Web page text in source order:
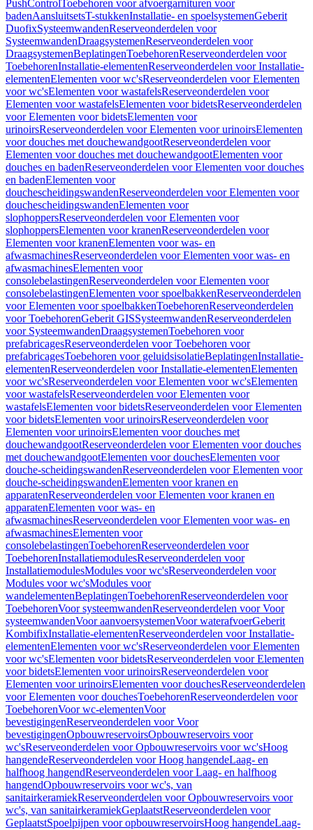
PushControlToebehoren voor afvoergarnituren voor
badenAansluitsetsT-stukkenInstallatie- en spoelsystemenGeberit
DuofixSysteemwandenReserveonderdelen voor
SysteemwandenDraagsystemenReserveonderdelen voor
DraagsystemenBeplatingenToebehorenReserveonderdelen voor
ToebehorenInstallatie-elementenReserveonderdelen voor Installatie-
elementenElementen voor wc'sReserveonderdelen voor Elementen
voor wc'sElementen voor wastafelsReserveonderdelen voor
Elementen voor wastafelsElementen voor bidetsReserveonderdelen
voor Elementen voor bidetsElementen voor
urinoirsReserveonderdelen voor Elementen voor urinoirsElementen
voor douches met douchewandgootReserveonderdelen voor
Elementen voor douches met douchewandgootElementen voor
douches en badenReserveonderdelen voor Elementen voor douches
en badenElementen voor
douchescheidingswandenReserveonderdelen voor Elementen voor
douchescheidingswandenElementen voor
slophoppersReserveonderdelen voor Elementen voor
slophoppersElementen voor kranenReserveonderdelen voor
Elementen voor kranenElementen voor was- en
afwasmachinesReserveonderdelen voor Elementen voor was- en
afwasmachinesElementen voor
consolebelastingenReserveonderdelen voor Elementen voor
consolebelastingenElementen voor spoelbakkenReserveonderdelen
voor Elementen voor spoelbakkenToebehorenReserveonderdelen
voor ToebehorenGeberit GISSysteemwandenReserveonderdelen
voor SysteemwandenDraagsystemenToebehoren voor
prefabricagesReserveonderdelen voor Toebehoren voor
prefabricagesToebehoren voor geluidsisolatieBeplatingenInstallatie-
elementenReserveonderdelen voor Installatie-elementenElementen
voor wc'sReserveonderdelen voor Elementen voor wc'sElementen
voor wastafelsReserveonderdelen voor Elementen voor
wastafelsElementen voor bidetsReserveonderdelen voor Elementen
voor bidetsElementen voor urinoirsReserveonderdelen voor
Elementen voor urinoirsElementen voor douches met
douchewandgootReserveonderdelen voor Elementen voor douches
met douchewandgootElementen voor douchesElementen voor
douche-scheidingswandenReserveonderdelen voor Elementen voor
douche-scheidingswandenElementen voor kranen en
apparatenReserveonderdelen voor Elementen voor kranen en
apparatenElementen voor was- en
afwasmachinesReserveonderdelen voor Elementen voor was- en
afwasmachinesElementen voor
consolebelastingenToebehorenReserveonderdelen voor
ToebehorenInstallatiemodulesReserveonderdelen voor
InstallatiemodulesModules voor wc'sReserveonderdelen voor
Modules voor wc'sModules voor
wandelementenBeplatingenToebehorenReserveonderdelen voor
ToebehorenVoor systeemwandenReserveonderdelen voor Voor
systeemwandenVoor aanvoersystemenVoor waterafvoerGeberit
KombifixInstallatie-elementenReserveonderdelen voor Installatie-
elementenElementen voor wc'sReserveonderdelen voor Elementen
voor wc'sElementen voor bidetsReserveonderdelen voor Elementen
voor bidetsElementen voor urinoirsReserveonderdelen voor
Elementen voor urinoirsElementen voor douchesReserveonderdelen
voor Elementen voor douchesToebehorenReserveonderdelen voor
ToebehorenVoor wc-elementenVoor
bevestigingenReserveonderdelen voor Voor
bevestigingenOpbouwreservoirsOpbouwreservoirs voor
wc'sReserveonderdelen voor Opbouwreservoirs voor wc'sHoog
hangendeReserveonderdelen voor Hoog hangendeLaag- en
halfhoog hangendReserveonderdelen voor Laag- en halfhoog
hangendOpbouwreservoirs voor wc's, van
sanitairkeramiekReserveonderdelen voor Opbouwreservoirs voor
wc's, van sanitairkeramiekGeplaatstReserveonderdelen voor
GeplaatstSpoelpijpen voor opbouwreservoirsHoog hangendeLaag-